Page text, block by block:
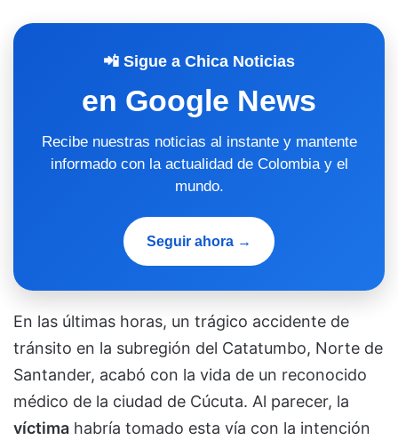
📲 Sigue a Chica Noticias
en Google News
Recibe nuestras noticias al instante y mantente
informado con la actualidad de Colombia y el
mundo.
Seguir ahora →
En las últimas horas, un trágico accidente de
tránsito en la subregión del Catatumbo, Norte de
Santander, acabó con la vida de un reconocido
médico de la ciudad de Cúcuta. Al parecer, la
víctima habría tomado esta vía con la intención